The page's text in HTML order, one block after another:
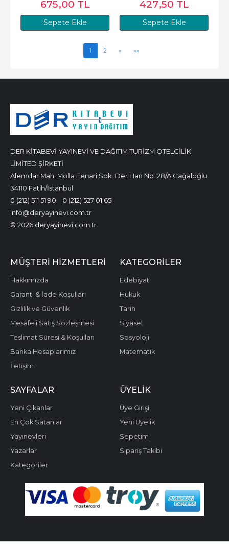
Sepete Ekle
675,00 TL
Sepete Ekle
427,50 TL
1 2 » »»
DER KİTABEVİ YAYINEVİ VE DAĞITIM TURİZM OTELCİLİK
LİMİTED ŞİRKETİ
Alemdar Mah. Molla Fenari Sok. Der Han No: 28/A Cağaloğlu
34110 Fatih/İstanbul
0 (212) 511 51 90
0 (212) 527 01 65
info@deryayinevi.com.tr
© 2026 deryayinevi.com.tr
MÜŞTERI HIZMETLERI
Hakkımızda
Garanti & İade Koşulları
Gizlilik ve Güvenlik
Mesafeli Satış Sözleşmesi
Teslimat Süresi & Koşulları
Banka Hesaplarımız
İletişim
KATEGORILER
Edebiyat
Hukuk
Tarih
Siyaset
Sosyoloji
Matematik
SAYFALAR
Yeni Çıkanlar
En Çok Satanlar
Yayınevleri
Yazarlar
Kategoriler
ÜYELIK
Üye Girişi
Yeni Üyelik
Sepetim
Sipariş Takibi